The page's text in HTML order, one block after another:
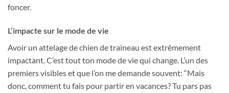
foncer.
L’impacte sur le mode de vie
Avoir un attelage de chien de traineau est extrêmement
impactant. C’est tout ton mode de vie qui change. L’un des
premiers visibles et que l’on me demande souvent: “Mais
donc, comment tu fais pour partir en vacances? Tu pars pas